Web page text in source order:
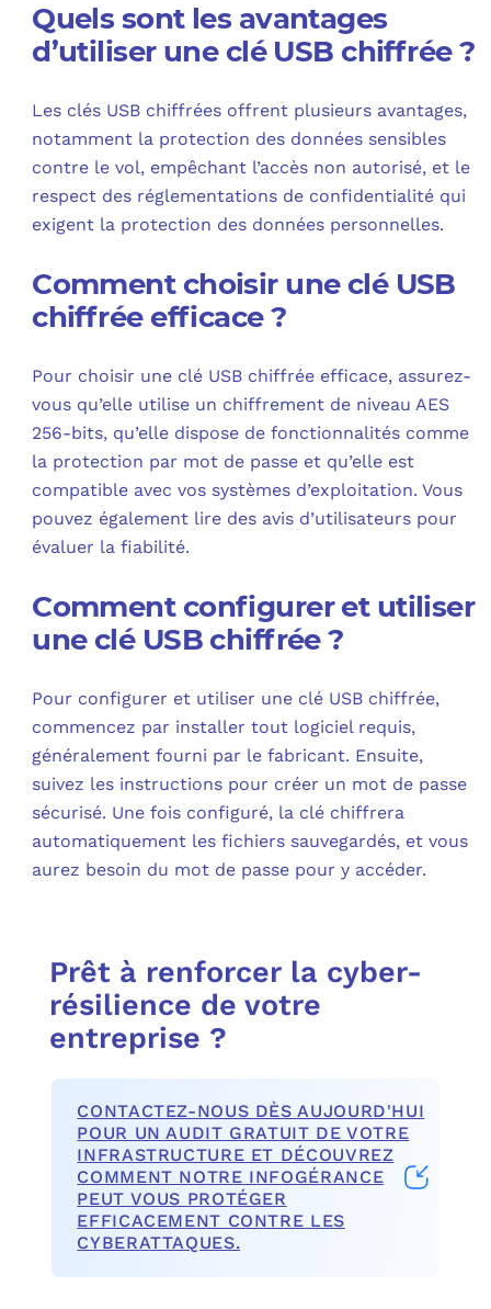
Quels sont les avantages
d’utiliser une clé USB chiffrée ?
Les clés USB chiffrées offrent plusieurs avantages,
notamment la protection des données sensibles
contre le vol, empêchant l’accès non autorisé, et le
respect des réglementations de confidentialité qui
exigent la protection des données personnelles.
Comment choisir une clé USB
chiffrée efficace ?
Pour choisir une clé USB chiffrée efficace, assurez-
vous qu’elle utilise un chiffrement de niveau AES
256-bits, qu’elle dispose de fonctionnalités comme
la protection par mot de passe et qu’elle est
compatible avec vos systèmes d’exploitation. Vous
pouvez également lire des avis d’utilisateurs pour
évaluer la fiabilité.
Comment configurer et utiliser
une clé USB chiffrée ?
Pour configurer et utiliser une clé USB chiffrée,
commencez par installer tout logiciel requis,
généralement fourni par le fabricant. Ensuite,
suivez les instructions pour créer un mot de passe
sécurisé. Une fois configuré, la clé chiffrera
automatiquement les fichiers sauvegardés, et vous
aurez besoin du mot de passe pour y accéder.
Prêt à renforcer la cyber-
résilience de votre
entreprise ?
CONTACTEZ-NOUS DÈS AUJOURD'HUI
POUR UN AUDIT GRATUIT DE VOTRE
INFRASTRUCTURE ET DÉCOUVREZ
COMMENT NOTRE INFOGÉRANCE
PEUT VOUS PROTÉGER
EFFICACEMENT CONTRE LES
CYBERATTAQUES.